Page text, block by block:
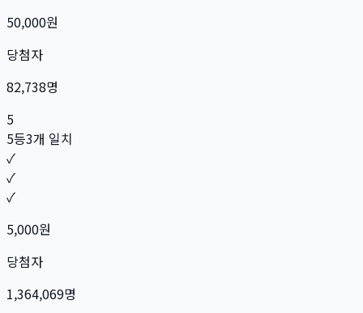
50,000원
당첨자
82,738명
5
5등3개 일치
✓
✓
✓
5,000원
당첨자
1,364,069명